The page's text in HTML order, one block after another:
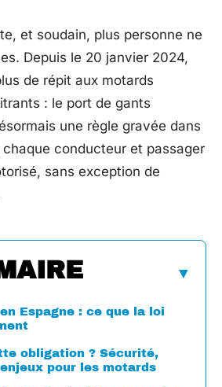
et soudain, plus personne ne
Depuis le 20 janvier 2024,
de répit aux motards
: le port de gants
une règle gravée dans
conducteur et passager
sans exception de
Espagne : ce que la loi
obligation ? Sécurité,
pour les motards